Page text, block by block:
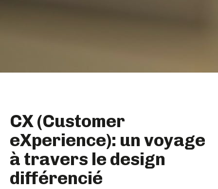
CX (Customer
eXperience): un voyage
à travers le design
différencié